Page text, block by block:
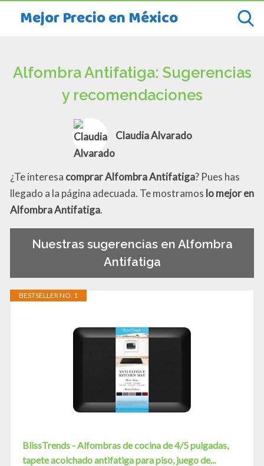
Mejor Precio en México
Alfombra Antifatiga: Sugerencias
y recomendaciones
Claudia Alvarado
¿Te interesa comprar Alfombra Antifatiga? Pues has
llegado a la página adecuada. Te mostramos lo mejor en
Alfombra Antifatiga.
Nuestras sugerencias en Alfombra
Antifatiga
BESTSELLER NO. 1
BlissTrends - Alfombras de cocina de 4/5 pulgadas,
tapete acolchado antifatiga para piso, juego de...